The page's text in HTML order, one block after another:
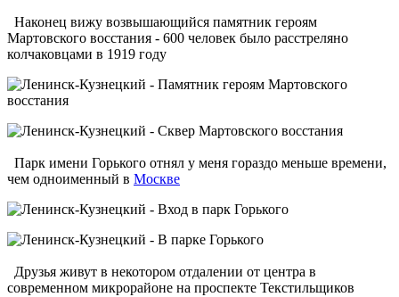
Наконец вижу возвышающийся памятник героям
Мартовского восстания - 600 человек было расстреляно
колчаковцами в 1919 году
Парк имени Горького отнял у меня гораздо меньше времени,
чем одноименный в Москве
Друзья живут в некотором отдалении от центра в
современном микрорайоне на проспекте Текстильщиков